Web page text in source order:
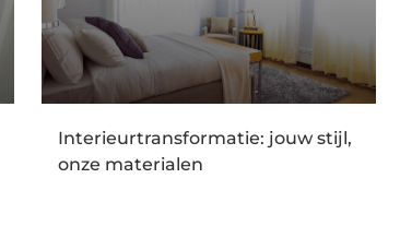
Interieurtransformatie: jouw stijl,
onze materialen